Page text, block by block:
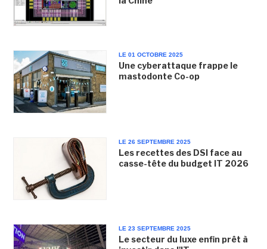
LE 01 OCTOBRE 2025
Une cyberattaque frappe le
mastodonte Co-op
LE 26 SEPTEMBRE 2025
Les recettes des DSI face au
casse-tête du budget IT 2026
LE 23 SEPTEMBRE 2025
Le secteur du luxe enfin prêt à